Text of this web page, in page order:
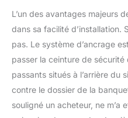
L’un des avantages majeurs
dans sa facilité d’installation.
pas. Le système d’ancrage
passer la ceinture de
passants situés à l’arrière du
contre le dossier de la
souligné un acheteur, ne m’a